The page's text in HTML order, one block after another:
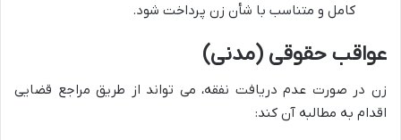
کامل و متناسب با شأن زن پرداخت شود.
عواقب حقوقی (مدنی)
زن در صورت عدم دریافت نفقه، می تواند از طریق مراجع قضایی
اقدام به مطالبه آن کند: